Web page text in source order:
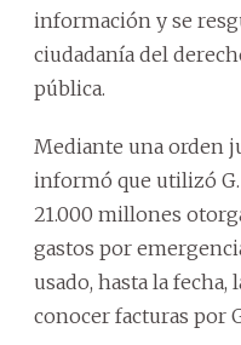
información y se
ciudadanía del
pública.
Mediante una orden
informó que utilizó
21.000 millones
gastos por
usado, hasta la
conocer facturas por